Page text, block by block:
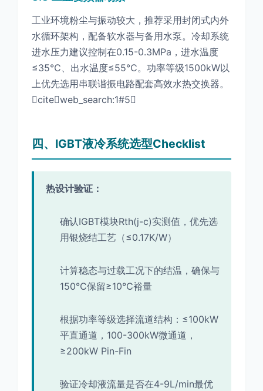
工业环境粉尘与振动较大，推荐采用封闭式内外
水循环架构，配备软水器与备用水泵。冷却系统
进水压力建议控制在0.15-0.3MPa，进水温度
≤35℃、出水温度≤55℃。功率等级1500kW以
上优先选用串联谐振电路配套高效水热交换器。
citeweb_search:1#5
四、IGBT液冷系统选型Checklist
热设计验证：
确认IGBT模块Rth(j-c)实测值，优先选
用银烧结工艺（≤0.17K/W）
计算稳态与过载工况下的结温，确保与
150℃保留≥10℃裕量
根据功率等级选择流道结构：≤100kW
平直通道，100-300kW微通道，
≥200kW Pin-Fin
验证冷却液流量是否在4-9L/min最优